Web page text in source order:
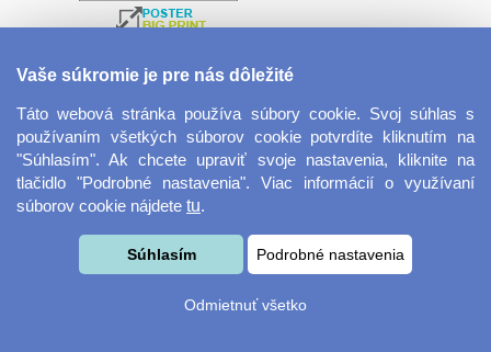
fotografie
Vaše súkromie je pre nás dôležité
Táto webová stránka používa súbory cookie. Svoj súhlas s
používaním všetkých súborov cookie potvrdíte kliknutím na
"Súhlasím". Ak chcete upraviť svoje nastavenia, kliknite na
tlačidlo "Podrobné nastavenia". Viac informácií o využívaní
súborov cookie nájdete tu.
Súhlasím Podrobné nastavenia
Odmietnuť všetko